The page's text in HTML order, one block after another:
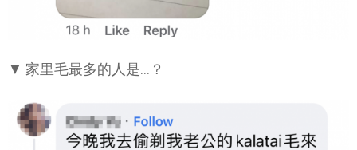
▼ 家里毛最多的人是…？